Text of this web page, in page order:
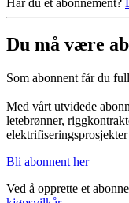
Du må være
Som abonnent får du
Med vårt utvidede
letebrønner,
Bli abonnent her
Ved å opprette et